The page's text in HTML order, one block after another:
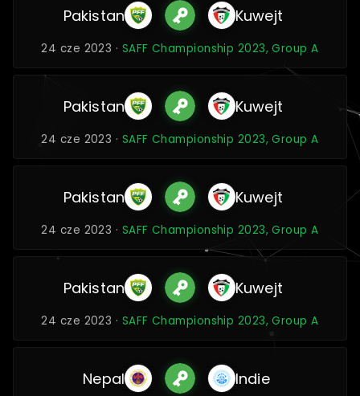
Pakistan Kuwejt
24 cze 2023 · SAFF Championship 2023, Group A
Pakistan Kuwejt
24 cze 2023 · SAFF Championship 2023, Group A
Pakistan Kuwejt
24 cze 2023 · SAFF Championship 2023, Group A
Pakistan Kuwejt
24 cze 2023 · SAFF Championship 2023, Group A
Nepal Indie